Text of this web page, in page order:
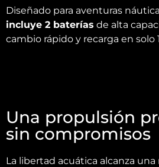
Diseñado para aventuras
incluye 2 baterías de alta
cambio rápido y recarga en solo
Una propulsión
sin compromisos
La libertad acuática alcanza